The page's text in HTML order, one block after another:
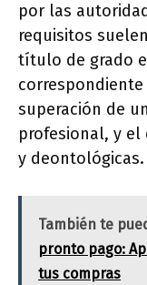
por las
requisitos
título de grado
superación de
profesional, y
y deontológicas.
También te
pronto pago:
tus compras